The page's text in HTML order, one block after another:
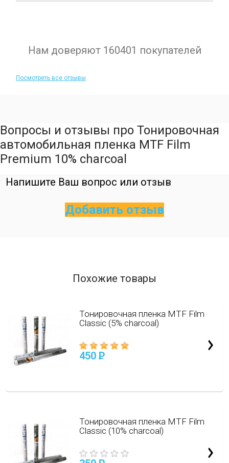
Нам доверяют 160401 покупателей
Посмотреть все отзывы
Вопросы и отзывы про Тонировочная
автомобильная пленка MTF Film
Premium 10% charcoal
Напишите Ваш вопрос или отзыв
Добавить отзыв
Похожие товары
Тонировочная пленка MTF Film
Classic (5% charcoal)
450 P
Тонировочная пленка MTF Film
Classic (10% charcoal)